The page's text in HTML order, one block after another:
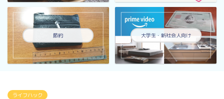
節約 大学生・新社会人向け
ライフハック